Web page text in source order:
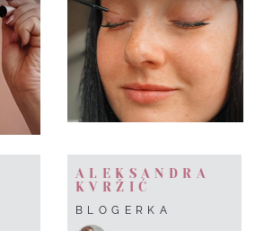
ALEKSANDRA
KVRŽIĆ
BLOGERKA